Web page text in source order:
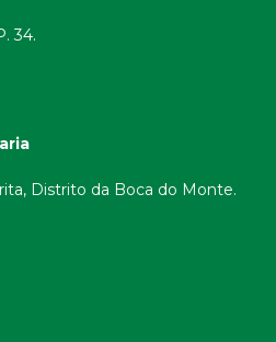
34.
Distrito da Boca do Monte.